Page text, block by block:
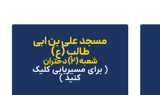
مسجد علی بن ابی
طالب (ع)
شعبه (2) دختران
( برای مسیریابی کلیک
کنید )